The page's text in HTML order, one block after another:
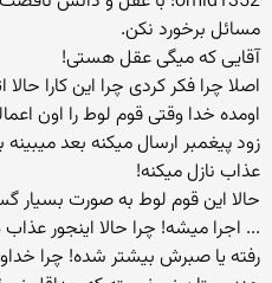
مسائل برخورد نكن.
آقایی که میگی عقل هستی!
اصلا چرا فکر کردی چرا این کارا
اومده خدا وقتی قوم لوط را اون
زود پیغمبر ارسال میکنه بعد
عذاب نازل میکنه!
حالا این قوم لوط به صورت بسیار
... اجرا میشه! چرا حالا اینجور
رفته یا صبرش بیشتر شده! چرا